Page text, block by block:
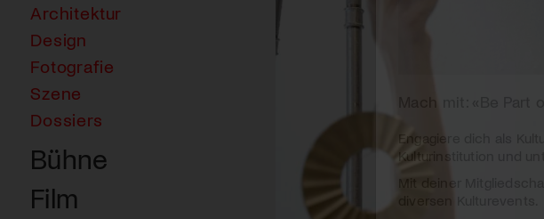
Architektur
Design
Fotografie
Szene
Dossiers
Bühne
Film
Mach mit: «Be Part
Engagiere dich als